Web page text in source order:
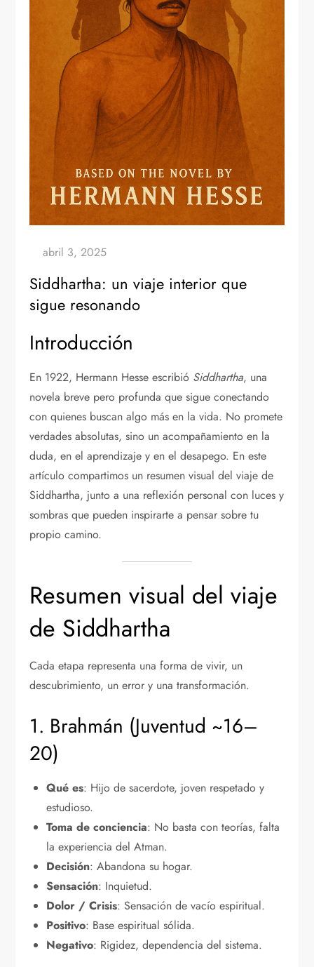
Siddhartha: un viaje interior que
sigue resonando
Introducción
En 1922, Hermann Hesse escribió Siddhartha, una
novela breve pero profunda que sigue conectando
con quienes buscan algo más en la vida. No promete
verdades absolutas, sino un acompañamiento en la
duda, en el aprendizaje y en el desapego. En este
artículo compartimos un resumen visual del viaje de
Siddhartha, junto a una reflexión personal con luces y
sombras que pueden inspirarte a pensar sobre tu
propio camino.
Resumen visual del viaje
de Siddhartha
Cada etapa representa una forma de vivir, un
descubrimiento, un error y una transformación.
1. Brahmán (Juventud ~16–
20)
Qué es: Hijo de sacerdote, joven respetado y
estudioso.
Toma de conciencia: No basta con teorías, falta
la experiencia del Atman.
Decisión: Abandona su hogar.
Sensación: Inquietud.
Dolor / Crisis: Sensación de vacío espiritual.
Positivo: Base espiritual sólida.
Negativo: Rigidez, dependencia del sistema.